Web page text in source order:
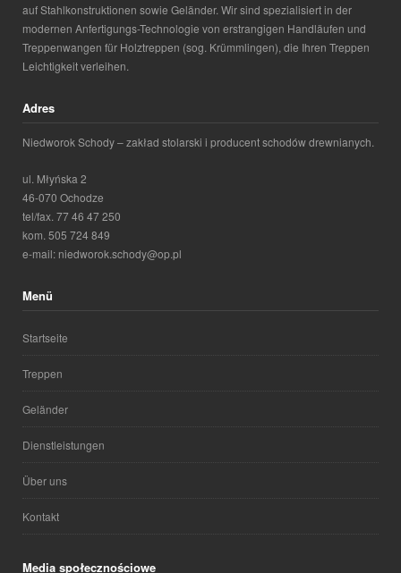
auf Stahlkonstruktionen sowie Geländer. Wir sind spezialisiert in der
modernen Anfertigungs-Technologie von erstrangigen Handläufen und
Treppenwangen für Holztreppen (sog. Krümmlingen), die Ihren Treppen
Leichtigkeit verleihen.
Adres
Niedworok Schody – zakład stolarski i producent schodów drewnianych.
ul. Młyńska 2
46-070 Ochodze
tel/fax. 77 46 47 250
kom. 505 724 849
e-mail: niedworok.schody@op.pl
Menü
Startseite
Treppen
Geländer
Dienstleistungen
Über uns
Kontakt
Media społecznościowe